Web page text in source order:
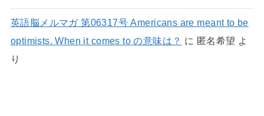
英語脳メルマガ 第06317号 Americans are meant to be
optimists. When it comes to の意味は？ に 匿名希望 よ
り